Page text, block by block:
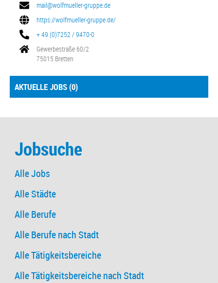
mail@wolfmueller-gruppe.de
https://wolfmueller-gruppe.de/
+ 49 (0)7252 / 9470-0
Gewerbestraße 60/2
75015 Bretten
AKTUELLE JOBS (0)
Jobsuche
Alle Jobs
Alle Städte
Alle Berufe
Alle Berufe nach Stadt
Alle Tätigkeitsbereiche
Alle Tätigkeitsbereiche nach Stadt